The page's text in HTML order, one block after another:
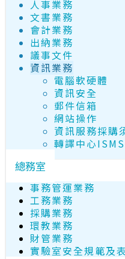
人事業務
文書業務
會計業務
出納業務
議事文件
資訊業務
電腦軟硬體
資訊安全
郵件信箱
網站操作
資訊服務採購
轉譯中心
總務室
事務管運業務
工務業務
採購業務
環教業務
財管業務
實驗室安全規範及